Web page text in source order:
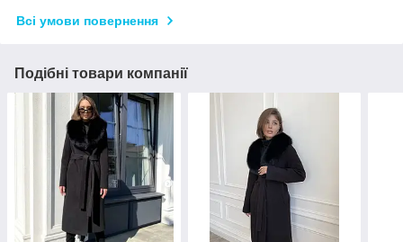
Всі умови повернення
Подібні товари компанії